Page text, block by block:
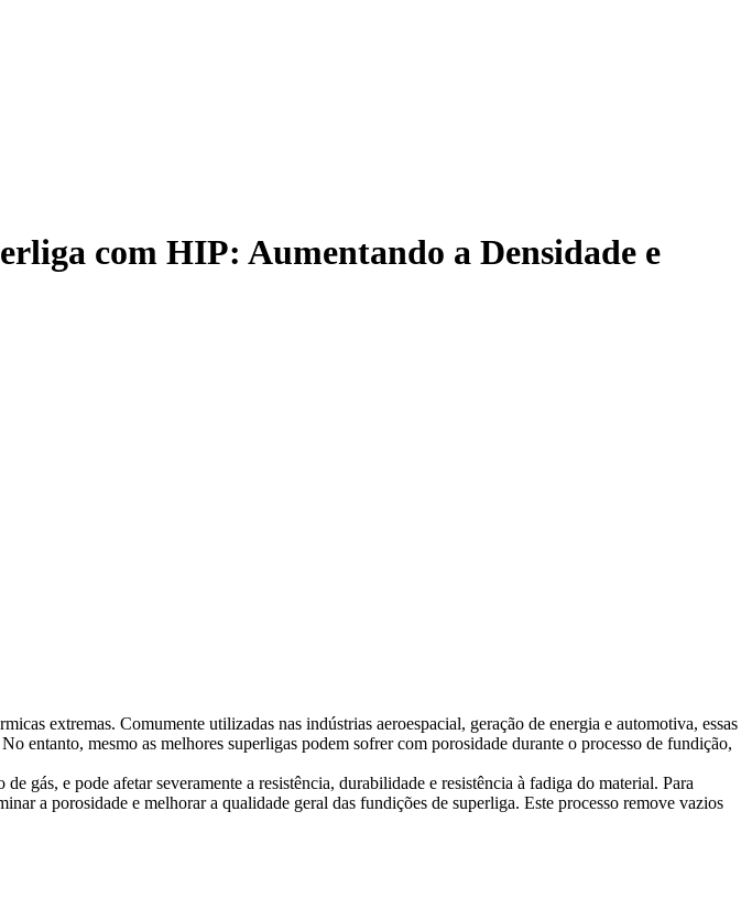
com HIP: Aumentando a Densidade e
extremas. Comumente utilizadas nas indústrias aeroespacial, geração de energia e automotiva, essas
entanto, mesmo as melhores superligas podem sofrer com porosidade durante o processo de fundição,
gás, e pode afetar severamente a resistência, durabilidade e resistência à fadiga do material. Para
a porosidade e melhorar a qualidade geral das fundições de superliga. Este processo remove vazios